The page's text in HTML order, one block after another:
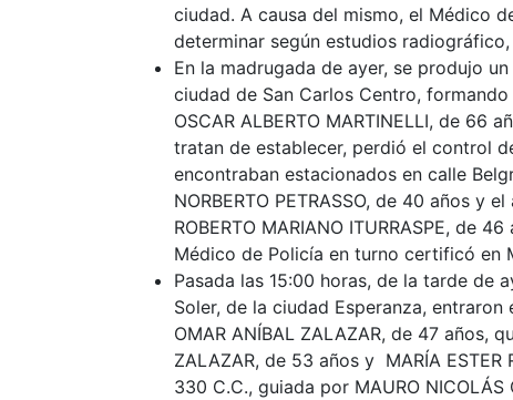
ciudad. A causa del mismo, el Médico
determinar según estudios
En la madrugada de ayer, se produjo
ciudad de San Carlos Centro,
OSCAR ALBERTO MARTINELLI, de 66
tratan de establecer, perdió el control
encontraban estacionados en calle
NORBERTO PETRASSO, de 40 años y
ROBERTO MARIANO ITURRASPE, de
Médico de Policía en turno certificó en
Pasada las 15:00 horas, de la tarde de
Soler, de la ciudad Esperanza,
OMAR ANÍBAL ZALAZAR, de 47 años,
ZALAZAR, de 53 años y MARÍA
330 C.C., guiada por MAURO